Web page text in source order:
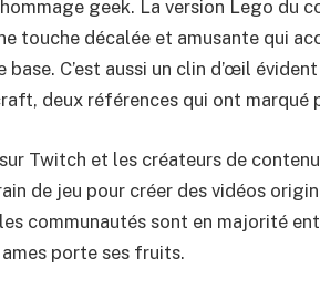
geek. La version Lego du
touche décalée et amusante qui
base. C’est aussi un clin d’œil
deux références qui ont marqué
Twitch et les créateurs de
de jeu pour créer des vidéos
communautés sont en majorité
porte ses fruits.